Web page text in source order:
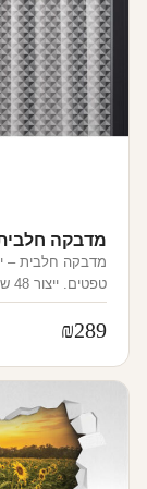
מדבקה
מדבקה חלבית –
טפטים. ייצור 48 שעות, חיתוך ל…
₪289